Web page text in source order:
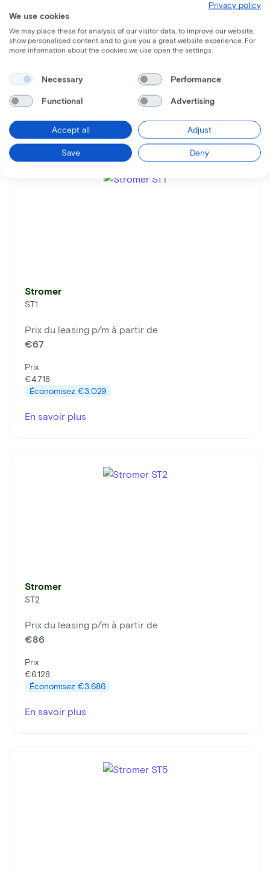
Vélos similaires
Stromer
ST1
Prix du leasing p/m à partir de
€67
Prix
€4.718
Économisez €3.029
En savoir plus
Stromer
ST2
Prix du leasing p/m à partir de
€86
Prix
€6.128
Économisez €3.686
En savoir plus
Privacy policy
We use cookies
We may place these for analysis of our visitor data, to improve our website,
show personalised content and to give you a great website experience. For
more information about the cookies we use open the settings.
Necessary Performance
Functional Advertising
Accept all Adjust
Save Deny